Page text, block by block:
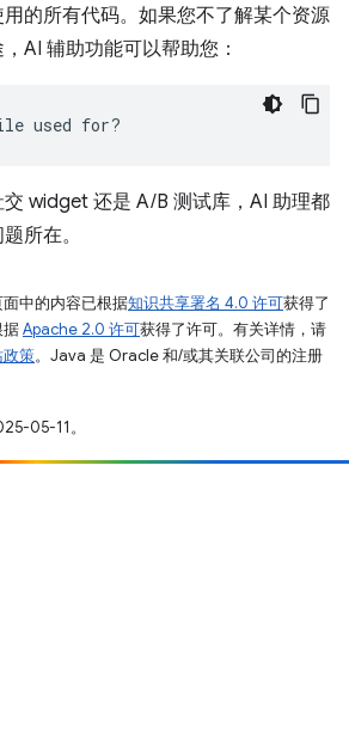
的所有代码。如果您不了解某个资源
AI 辅助功能可以帮助您：
used for?
widget 还是 A/B 测试库，AI 助理都
所在。
中的内容已根据知识共享署名 4.0 许可获得了
据Apache 2.0 许可获得了许可。有关详情，请
策。Java 是 Oracle 和/或其关联公司的注册
05-11。